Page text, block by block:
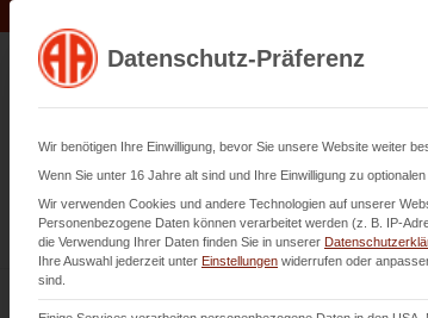
Datenschutz-Präferenz
Wir benötigen Ihre Einwilligung, bevor Sie unsere Website weiter
Wenn Sie unter 16 Jahre alt sind und Ihre Einwilligung zu
Wir verwenden Cookies und andere Technologien auf unserer
Personenbezogene Daten können verarbeitet werden (z. B. IP-
die Verwendung Ihrer Daten finden Sie in unserer
Ihre Auswahl jederzeit unter Einstellungen widerrufen oder
sind.